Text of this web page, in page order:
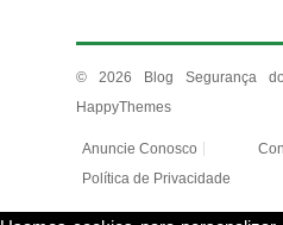
© 2026 Blog Segurança
HappyThemes
Anuncie Conosco
Política de Privacidade